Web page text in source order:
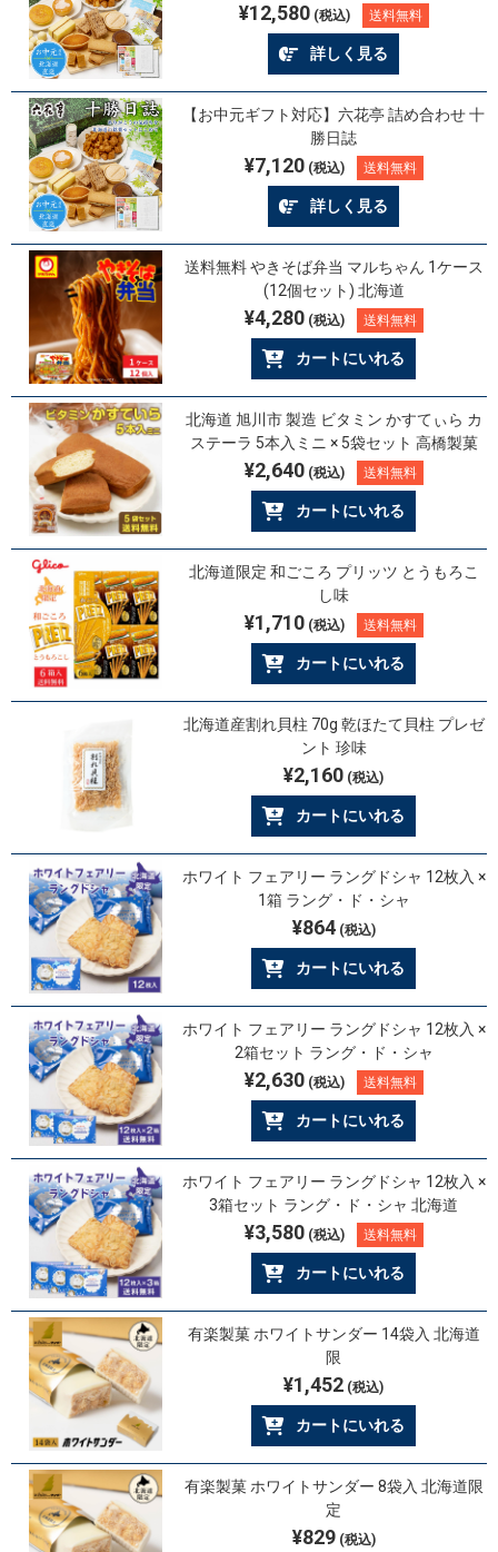
¥12,580(税込) 送料無料
詳しく見る
【お中元ギフト対応】六花亭 詰め合わせ 十
勝日誌
¥7,120(税込) 送料無料
詳しく見る
送料無料 やきそば弁当 マルちゃん 1ケース
(12個セット) 北海道
¥4,280(税込) 送料無料
カートにいれる
北海道 旭川市 製造 ビタミン かすてぃら カ
ステーラ 5本入ミニ × 5袋セット 高橋製菓
¥2,640(税込) 送料無料
カートにいれる
北海道限定 和ごころ プリッツ とうもろこ
し味
¥1,710(税込) 送料無料
カートにいれる
北海道産割れ貝柱 70g 乾ほたて貝柱 プレゼ
ント 珍味
¥2,160 (税込)
カートにいれる
ホワイト フェアリー ラングドシャ 12枚入 ×
1箱 ラング・ド・シャ
¥864(税込)
カートにいれる
ホワイト フェアリー ラングドシャ 12枚入 ×
2箱セット ラング・ド・シャ
¥2,630(税込) 送料無料
カートにいれる
ホワイト フェアリー ラングドシャ 12枚入 ×
3箱セット ラング・ド・シャ 北海道
¥3,580(税込) 送料無料
カートにいれる
有楽製菓 ホワイトサンダー 14袋入 北海道
限
¥1,452 (税込)
カートにいれる
有楽製菓 ホワイトサンダー 8袋入 北海道限
定
¥829(税込)